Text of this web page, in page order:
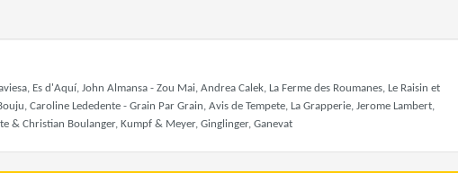
Es d'Aquí, John Almansa - Zou Mai, Andrea Calek, La Ferme des Roumanes, Le Raisin et
Caroline Lededente - Grain Par Grain, Avis de Tempete, La Grapperie, Jerome Lambert,
& Christian Boulanger, Kumpf & Meyer, Ginglinger, Ganevat